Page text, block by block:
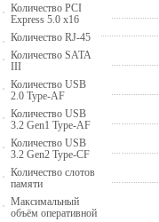
Количество PCI
Express 5.0 x16
Количество RJ-45
Количество SATA
III
Количество USB
2.0 Type-AF
Количество USB
3.2 Gen1 Type-AF
Количество USB
3.2 Gen2 Type-CF
Количество слотов
памяти
Максимальный
объём оперативной